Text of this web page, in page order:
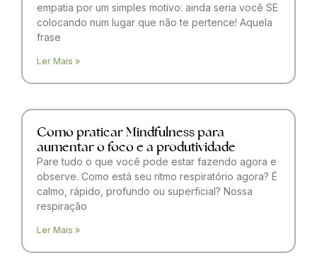
empatia por um simples motivo: ainda seria você SE
colocando num lugar que não te pertence! Aquela
frase
Ler Mais »
Como praticar Mindfulness para
aumentar o foco e a produtividade
Pare tudo o que você pode estar fazendo agora e
observe. Como está seu ritmo respiratório agora? É
calmo, rápido, profundo ou superficial? Nossa
respiração
Ler Mais »